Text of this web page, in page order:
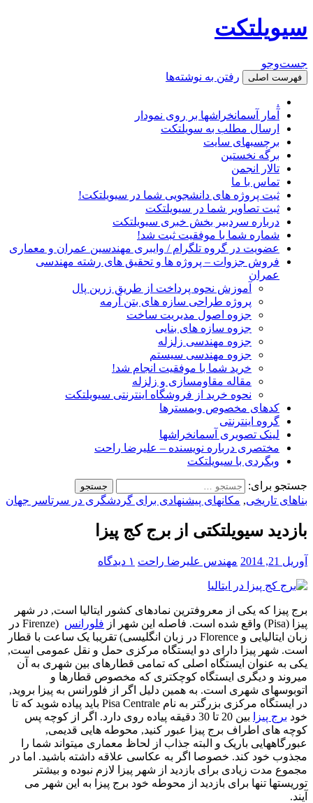
سیویلتکت
جست‌وجو
فهرست اصلی رفتن به نوشته‌ها
.
آمار آسمانخراشها بر روی نمودار
ارسال مطلب به سویلتکت
برچسبهای سایت
برگه نخستین
تالار انجمن
تماس با ما
ثبت پروژه های دانشجویی شما در سیویلتکت!
ثبت تصاویر شما در سیویلتکت
درباره سردبیر بخش خبری سیویلتکت
شماره شما با موفقیت ثبت شد!
عضویت در گروه تلگرام / وایبری مهندسین عمران و معماری
فروش جزوات – پروژه ها و تحقیق های رشته مهندسی
عمران
آموزش نحوه پرداخت از طریق زرین پال
پروژه طراحی سازه های بتن آرمه
جزوه اصول مدیریت ساخت
جزوه سازه های بنایی
جزوه مهندسی زلزله
جزوه مهندسی سیستم
خرید شما با موفقیت انجام شد!
مقاله مقاومسازی و زلزله
نحوه خرید از فروشگاه اینترنتی سیویلتکت
کدهای مخصوص وبمسترها
گروه اینترنتی
لینک تصویری آسمانخراشها
مختصری درباره نویسنده – علیرضا راحت
وبگردی با سیویلتکت
جستجو برای:
بناهای تاریخی, مکانهای پیشنهادی برای گردشگری در سرتاسر جهان
بازدید سیویلتکتی از برج کج پیزا
آوریل 21, 2014 مهندس علیرضا راحت ۱ دیدگاه
برج پیزا که یکی از معروفترین نمادهای کشور ایتالیا است, در شهر
پیزا (Pisa) واقع شده است. فاصله این شهر از
فلورانس
(Firenze در
زبان ایتالیایی و Florence در زبان انگلیسی) تقریبا یک ساعت با قطار
است. شهر پیزا دارای دو ایستگاه مرکزی حمل و نقل عمومی است,
یکی به عنوان ایستگاه اصلی که تمامی قطارهای بین شهری به آن
میروند و دیگری ایستگاه کوچکتری که مخصوص قطارها و
اتوبوسهای شهری است. به همین دلیل اگر از فلورانس به پیزا بروید,
در ایستگاه مرکزی بزرگتر به نام Pisa Centrale باید پیاده شوید که تا
خود برج پیزا
بین 20 تا 30 دقیقه پیاده روی دارد. اگر از کوچه پس
کوچه های اطراف برج پیزا عبور کنید, محوطه هایی قدیمی,
عبورگاههایی باریک و البته جذاب از لحاظ معماری میتواند شما را
مجذوب خود کند. خصوصا اگر به عکاسی علاقه داشته باشید. اما در
مجموع مدت زیادی برای بازدید از شهر پیزا لازم نبوده و بیشتر
توریستها تنها برای بازدید از محوطه خود برج پیزا به این شهر می
آیند.